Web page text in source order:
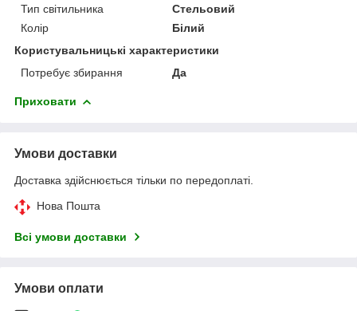
Тип світильника
Стельовий
Колір
Білий
Користувальницькі характеристики
Потребує збирання
Да
Приховати
Умови доставки
Доставка здійснюється тільки по передоплаті.
Нова Пошта
Всі умови доставки
Умови оплати